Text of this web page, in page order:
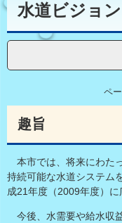
。
て
文
水道ビジョン
ペ
趣旨
本市では、将来にわた
持続可能な水道システム
成21年度（2009年度）に
今後、水需要や給水収